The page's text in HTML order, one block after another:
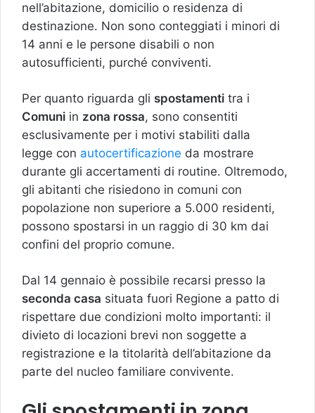
nell’abitazione, domicilio o residenza di
destinazione. Non sono conteggiati i minori di
14 anni e le persone disabili o non
autosufficienti, purché conviventi.
Per quanto riguarda gli spostamenti tra i
Comuni in zona rossa, sono consentiti
esclusivamente per i motivi stabiliti dalla
legge con autocertificazione da mostrare
durante gli accertamenti di routine. Oltremodo,
gli abitanti che risiedono in comuni con
popolazione non superiore a 5.000 residenti,
possono spostarsi in un raggio di 30 km dai
confini del proprio comune.
Dal 14 gennaio è possibile recarsi presso la
seconda casa situata fuori Regione a patto di
rispettare due condizioni molto importanti: il
divieto di locazioni brevi non soggette a
registrazione e la titolarità dell’abitazione da
parte del nucleo familiare convivente.